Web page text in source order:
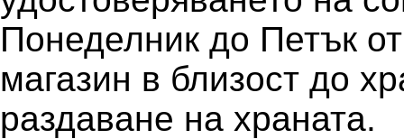
Понеделник до Петък
магазин в близост до
раздаване на храната.